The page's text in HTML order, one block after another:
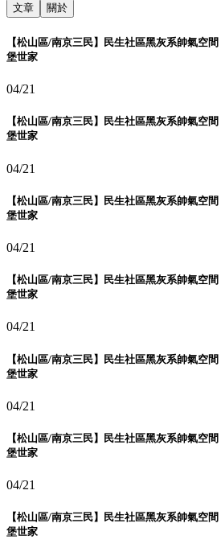
文章 關於
【松山區/南京三民】民生社區黑灰系帥氣空
堡世家
04/21
【松山區/南京三民】民生社區黑灰系帥氣空
堡世家
04/21
【松山區/南京三民】民生社區黑灰系帥氣空
堡世家
04/21
【松山區/南京三民】民生社區黑灰系帥氣空
堡世家
04/21
【松山區/南京三民】民生社區黑灰系帥氣空
堡世家
04/21
【松山區/南京三民】民生社區黑灰系帥氣空
堡世家
04/21
【松山區/南京三民】民生社區黑灰系帥氣空
堡世家